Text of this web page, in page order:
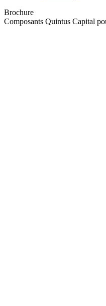
Brochure
Composants Quintus Capital